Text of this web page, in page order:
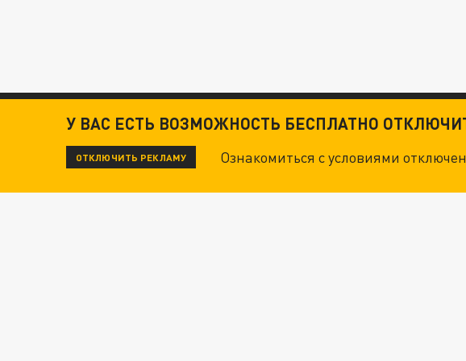
ЧИТАЙТЕ ТАКЖЕ:
У ВАС ЕСТЬ ВОЗМОЖНОСТЬ БЕСПЛАТНО
ОТКЛЮЧИТЬ РЕКЛАМУ Ознакомиться с условиями